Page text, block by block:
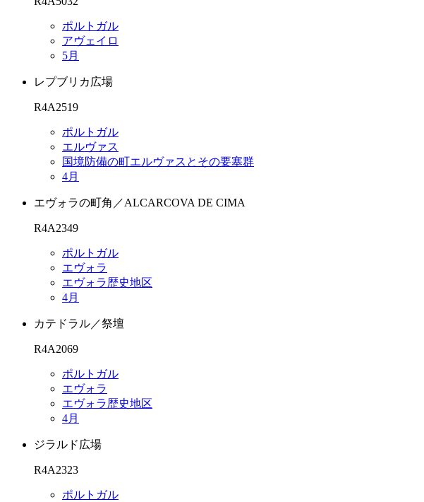
ポルトガル
アヴェイロ
5月
レプブリカ広場
R4A2519
ポルトガル
エルヴァス
国境防備の町エルヴァスとその要塞群
4月
エヴォラの町角／ALCARCOVA DE CIMA
R4A2349
ポルトガル
エヴォラ
エヴォラ歴史地区
4月
カテドラル／祭壇
R4A2069
ポルトガル
エヴォラ
エヴォラ歴史地区
4月
ジラルド広場
R4A2323
ポルトガル